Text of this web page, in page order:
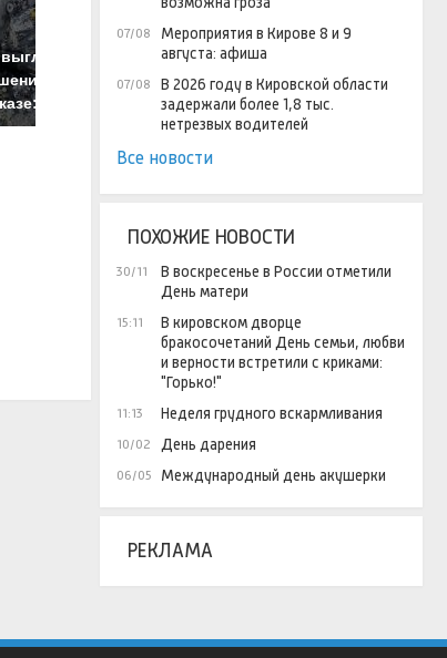
место
вертолета на
смотреть
Не ешьте эту
готовую еду из
магазина: список
07/08
Мероприятия в Кирове 8 и 9
августа: афиша
07/08
В 2026 году в Кировской области
задержали более 1,8 тыс.
нетрезвых водителей
Все новости
ПОХОЖИЕ НОВОСТИ
30/11
В воскресенье в России отметили
День матери
15:11
В кировском дворце
бракосочетаний День семьи, любви
и верности встретили с криками:
"Горько!"
11:13 Неделя грудного вскармливания
10/02 День дарения
06/05 Международный день акушерки
РЕКЛАМА